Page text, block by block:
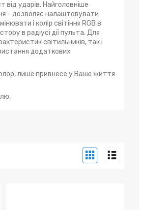
від ударів. Найголовніше
- дозволяє налаштовувати
і колір світіння RGB в
в радіусі дії пульта. Для
світильників, так і
додаткових
лише привнесе у Ваше життя